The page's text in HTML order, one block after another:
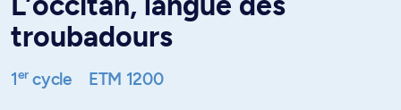
troubadours
1ercycle ETM 1200